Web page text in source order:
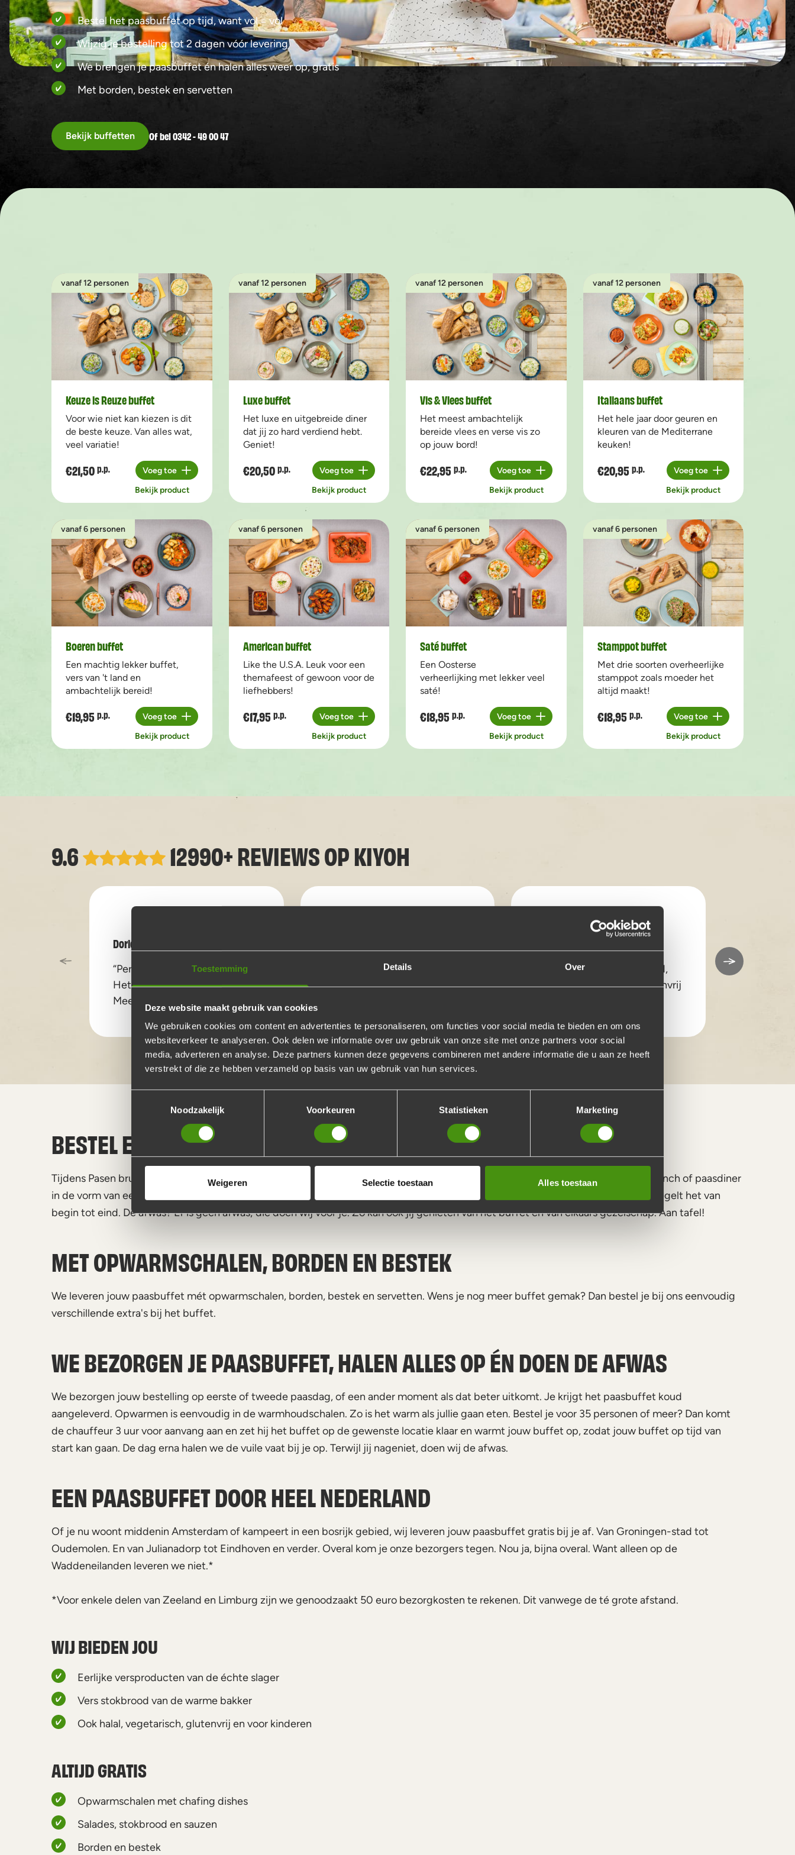
Toestemming Details Over
Deze website maakt gebruik van cookies
We gebruiken cookies om content en advertenties te personaliseren, om functies voor social media te bieden en om ons
websiteverkeer te analyseren. Ook delen we informatie over uw gebruik van onze site met onze partners voor social
media, adverteren en analyse. Deze partners kunnen deze gegevens combineren met andere informatie die u aan ze heeft
verstrekt of die ze hebben verzameld op basis van uw gebruik van hun services.
Noodzakelijk
Voorkeuren Statistieken Marketing
Weigeren Selectie toestaan Alles toestaan
Bestel het paasbuffet op tijd, want vol = vol
Wijzig je bestelling tot 2 dagen vóór levering
We brengen je paasbuffet én halen alles weer op, gratis
Met borden, bestek en servetten
Bekijk buffetten Of bel 0342 - 49 00 47
vanaf 12 personen
Keuze is Reuze buffet
Voor wie niet kan kiezen is dit
de beste keuze. Van alles wat,
veel variatie!
€21,50 p.p.
Aantal
Voeg toe
Bekijk product
vanaf 12 personen
Luxe buffet
Het luxe en uitgebreide diner
dat jij zo hard verdiend hebt.
Geniet!
€20,50 p.p.
Aantal
Voeg toe
Bekijk product
vanaf 12 personen
Vis & Vlees buffet
Het meest ambachtelijk
bereide vlees en verse vis zo
op jouw bord!
€22,95 p.p.
Aantal
Voeg toe
Bekijk product
vanaf 12 personen
Italiaans buffet
Het hele jaar door geuren en
kleuren van de Mediterrane
keuken!
€20,95 p.p.
Aantal
Voeg toe
Bekijk product
vanaf 6 personen
Boeren buffet
Een machtig lekker buffet,
vers van 't land en
ambachtelijk bereid!
€19,95 p.p.
Aantal
Voeg toe
Bekijk product
vanaf 6 personen
American buffet
Like the U.S.A. Leuk voor een
themafeest of gewoon voor de
liefhebbers!
€17,95 p.p.
Aantal
Voeg toe
Bekijk product
vanaf 6 personen
Saté buffet
Een Oosterse
verheerlijking met lekker veel
saté!
€18,95 p.p.
Aantal
Voeg toe
Bekijk product
vanaf 6 personen
Stamppot buffet
Met drie soorten overheerlijke
stamppot zoals moeder het
altijd maakt!
€18,95 p.p.
Aantal
Voeg toe
Bekijk product
9.6 12990+ REVIEWS OPKIYOH
Dorien
“Perfecte levering en uitleg.
Het eten was enorm lekker.
Meer dan voldoende eten.”
“Heerlijk eten! We hebben heel
veel complimenten gekregen.
Alles was mooi op tijd en
“De variatie, de hoeveelheid,
de mogelijkheid voor glutenvrij
BESTEL EEN HEERLIJK PAASBUFFET!
Tijdens Pasen brunchen of dineren in de vorm van een buffet? Wij van De Buffetten Boer maken dit mogelijk. Bestel jouw paasbrunch of paasdiner
in de vorm van een heerlijk buffet, het buffet wordt aan huis geleverd en is voorzien van alle benodigdheden. De Buffetten Boer regelt het van
begin tot eind. De afwas? Er ís geen afwas; die doen wij voor je. Zo kan ook jij genieten van het buffet en van elkaars gezelschap. Aan tafel!
MET OPWARMSCHALEN, BORDEN EN BESTEK
We leveren jouw paasbuffet mét opwarmschalen, borden, bestek en servetten. Wens je nog meer buffet gemak? Dan bestel je bij ons eenvoudig
verschillende extra's bij het buffet.
WE BEZORGEN JE PAASBUFFET, HALEN ALLES OP ÉN DOEN DE AFWAS
We bezorgen jouw bestelling op eerste of tweede paasdag, of een ander moment als dat beter uitkomt. Je krijgt het paasbuffet koud
aangeleverd. Opwarmen is eenvoudig in de warmhoudschalen. Zo is het warm als jullie gaan eten. Bestel je voor 35 personen of meer? Dan komt
de chauffeur 3 uur voor aanvang aan en zet hij het buffet op de gewenste locatie klaar en warmt jouw buffet op, zodat jouw buffet op tijd van
start kan gaan. De dag erna halen we de vuile vaat bij je op. Terwijl jij nageniet, doen wij de afwas.
EEN PAASBUFFET DOOR HEEL NEDERLAND
Of je nu woont middenin Amsterdam of kampeert in een bosrijk gebied, wij leveren jouw paasbuffet gratis bij je af. Van Groningen-stad tot
Oudemolen. En van Julianadorp tot Eindhoven en verder. Overal kom je onze bezorgers tegen. Nou ja, bijna overal. Want alleen op de
Waddeneilanden leveren we niet.*
*Voor enkele delen van Zeeland en Limburg zijn we genoodzaakt 50 euro bezorgkosten te rekenen. Dit vanwege de té grote afstand.
WIJ BIEDEN JOU
Eerlijke versproducten van de échte slager
Vers stokbrood van de warme bakker
Ook halal, vegetarisch, glutenvrij en voor kinderen
ALTIJD GRATIS
Opwarmschalen met chafing dishes
Salades, stokbrood en sauzen
Borden en bestek